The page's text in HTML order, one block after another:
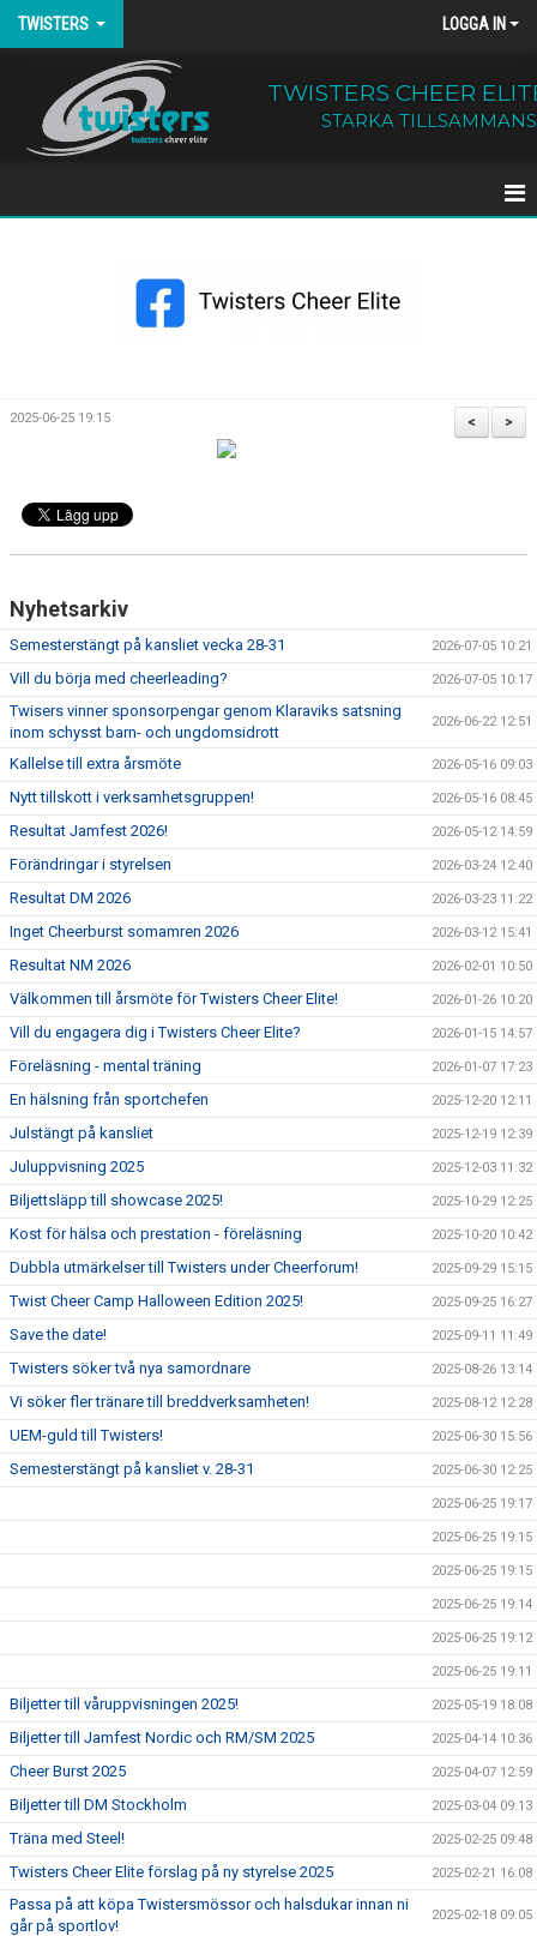
TWISTERS LOGGA IN
TWISTERS CHEER
STARKA TILLSAMMANS
KONTAKT
EXTRATRÄNING
KLÄDER & MERCH
>
<
2025-06-25 19:15
Nyhetsarkiv
Semesterstängt på kansliet vecka 28-31 2026-07-05 10:21
Vill du börja med cheerleading? 2026-07-05 10:17
Twisers vinner sponsorpengar genom Klaraviks satsning
inom schysst barn- och ungdomsidrott
2026-06-22 12:51
Kallelse till extra årsmöte 2026-05-16 09:03
Nytt tillskott i verksamhetsgruppen! 2026-05-16 08:45
Resultat Jamfest 2026! 2026-05-12 14:59
Förändringar i styrelsen 2026-03-24 12:40
Resultat DM 2026 2026-03-23 11:22
Inget Cheerburst somamren 2026 2026-03-12 15:41
Resultat NM 2026 2026-02-01 10:50
Välkommen till årsmöte för Twisters Cheer Elite! 2026-01-26 10:20
Vill du engagera dig i Twisters Cheer Elite? 2026-01-15 14:57
Föreläsning - mental träning 2026-01-07 17:23
En hälsning från sportchefen 2025-12-20 12:11
Julstängt på kansliet 2025-12-19 12:39
Juluppvisning 2025 2025-12-03 11:32
Biljettsläpp till showcase 2025! 2025-10-29 12:25
Kost för hälsa och prestation - föreläsning 2025-10-20 10:42
Dubbla utmärkelser till Twisters under Cheerforum! 2025-09-29 15:15
Twist Cheer Camp Halloween Edition 2025! 2025-09-25 16:27
Save the date! 2025-09-11 11:49
Twisters söker två nya samordnare 2025-08-26 13:14
Vi söker fler tränare till breddverksamheten! 2025-08-12 12:28
UEM-guld till Twisters! 2025-06-30 15:56
Semesterstängt på kansliet v. 28-31 2025-06-30 12:25
2025-06-25 19:17
2025-06-25 19:15
2025-06-25 19:15
2025-06-25 19:14
2025-06-25 19:12
2025-06-25 19:11
Biljetter till våruppvisningen 2025! 2025-05-19 18:08
Biljetter till Jamfest Nordic och RM/SM 2025 2025-04-14 10:36
Cheer Burst 2025 2025-04-07 12:59
Biljetter till DM Stockholm 2025-03-04 09:13
Träna med Steel! 2025-02-25 09:48
Twisters Cheer Elite förslag på ny styrelse 2025 2025-02-21 16:08
Passa på att köpa Twistersmössor och halsdukar innan ni
går på sportlov!
2025-02-18 09:05